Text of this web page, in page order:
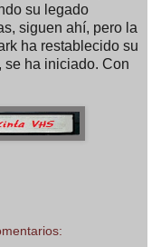
su legado
siguen ahí, pero la
ha restablecido su
se ha iniciado. Con